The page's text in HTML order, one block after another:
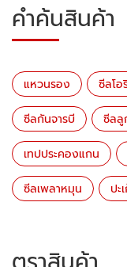
คำค้นสินค้า
แหวนรอง ซีลโอ
ซีลกันจารบี ซีล
เทปประคองแกน
ซีลเพลาหมุน ปะ